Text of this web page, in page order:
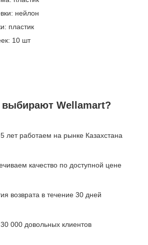
нейлон
пластик
10 шт
Wellamart?
лет работаем на рынке Казахстана
качество по доступной цене
возврата в течение 30 дней
000 довольных клиентов